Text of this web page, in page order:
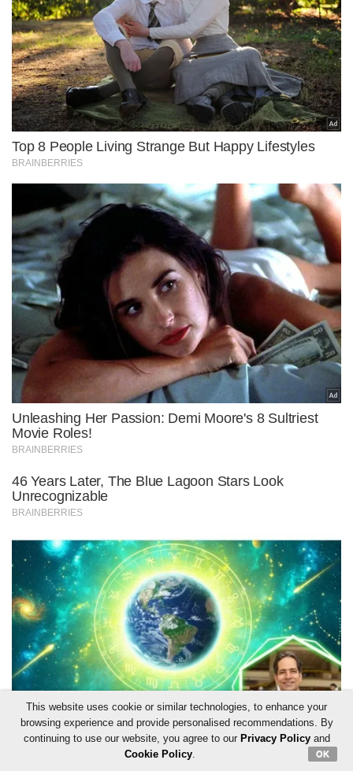
This website uses cookie or similar technologies, to enhance your
browsing experience and provide personalised recommendations. By
continuing to use our website, you agree to our Privacy Policyand
Cookie Policy. OK